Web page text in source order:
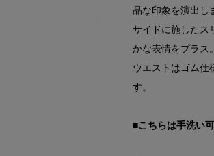
品な印象を演出し
サイドに施したス
かな表情をプラス。
ウエストはゴム仕
す。
■こちらは手洗い